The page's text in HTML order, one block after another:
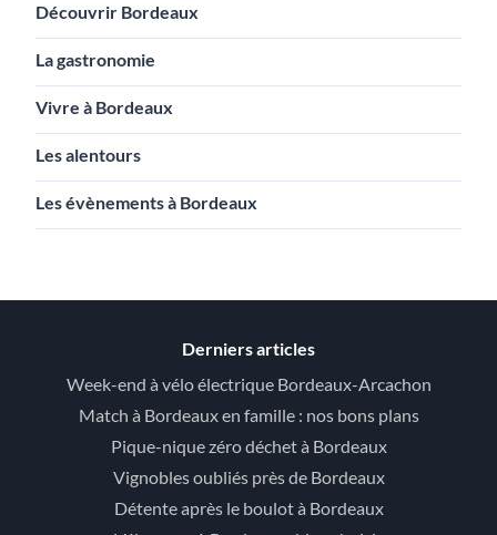
Découvrir Bordeaux
La gastronomie
Vivre à Bordeaux
Les alentours
Les évènements à Bordeaux
Derniers articles
Week-end à vélo électrique Bordeaux-Arcachon
Match à Bordeaux en famille : nos bons plans
Pique-nique zéro déchet à Bordeaux
Vignobles oubliés près de Bordeaux
Détente après le boulot à Bordeaux